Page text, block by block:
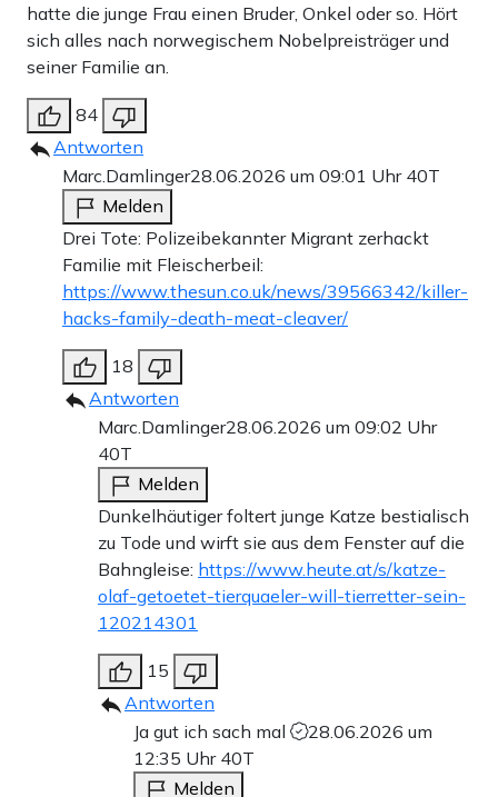
hatte die junge Frau einen Bruder, Onkel oder so. Hört
sich alles nach norwegischem Nobelpreisträger und
seiner Familie an.
84
Antworten
Marc.Damlinger28.06.2026 um 09:01 Uhr 40T
Melden
Drei Tote: Polizeibekannter Migrant zerhackt
Familie mit Fleischerbeil:
https://www.thesun.co.uk/news/39566342/killer-
hacks-family-death-meat-cleaver/
18
Antworten
Marc.Damlinger28.06.2026 um 09:02 Uhr
40T
Melden
Dunkelhäutiger foltert junge Katze bestialisch
zu Tode und wirft sie aus dem Fenster auf die
Bahngleise: https://www.heute.at/s/katze-
olaf-getoetet-tierquaeler-will-tierretter-sein-
120214301
15
Antworten
Ja gut ich sach mal
28.06.2026 um
12:35 Uhr 40T
Melden